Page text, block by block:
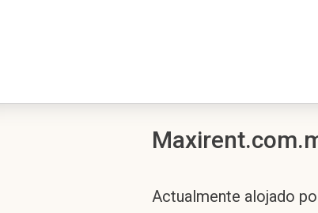
Actualmente alojado